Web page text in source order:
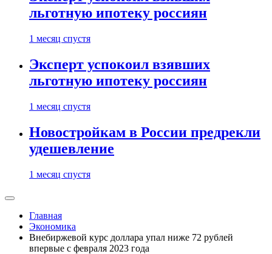
льготную ипотеку россиян
1 месяц спустя
Эксперт успокоил взявших
льготную ипотеку россиян
1 месяц спустя
Новостройкам в России предрекли
удешевление
1 месяц спустя
Главная
Экономика
Внебиржевой курс доллара упал ниже 72 рублей
впервые с февраля 2023 года